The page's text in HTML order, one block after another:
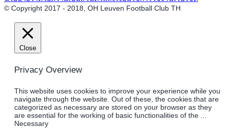
© Copyright 2017 - 2018, OH Leuven Football Club TH
Close
Privacy Overview
This website uses cookies to improve your experience while you
navigate through the website. Out of these, the cookies that are
categorized as necessary are stored on your browser as they
are essential for the working of basic functionalities of the
Necessary